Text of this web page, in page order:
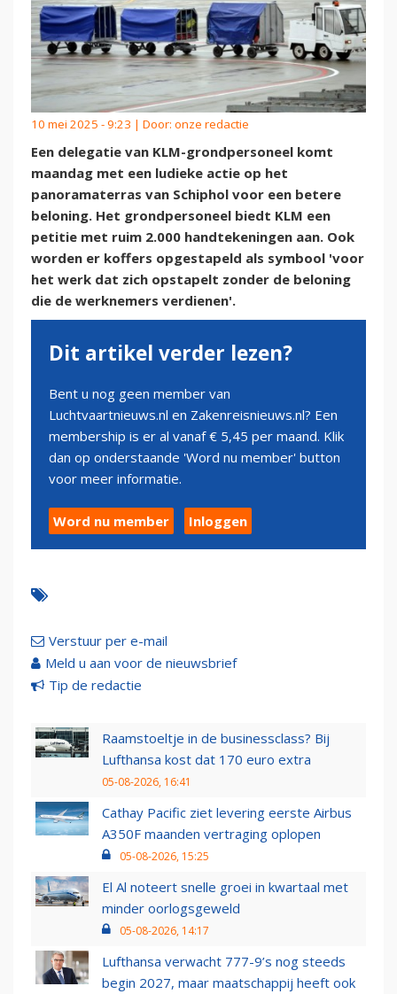
10 mei 2025 - 9:23 | Door: onze redactie
Een delegatie van KLM-grondpersoneel komt
maandag met een ludieke actie op het
panoramaterras van Schiphol voor een betere
beloning. Het grondpersoneel biedt KLM een
petitie met ruim 2.000 handtekeningen aan. Ook
worden er koffers opgestapeld als symbool 'voor
het werk dat zich opstapelt zonder de beloning
die de werknemers verdienen'.
Dit artikel verder lezen?
Bent u nog geen member van
Luchtvaartnieuws.nl en Zakenreisnieuws.nl? Een
membership is er al vanaf € 5,45 per maand. Klik
dan op onderstaande 'Word nu member' button
voor meer informatie.
Word nu member Inloggen
Verstuur per e-mail
Meld u aan voor de nieuwsbrief
Tip de redactie
Raamstoeltje in de businessclass? Bij
Lufthansa kost dat 170 euro extra
05-08-2026, 16:41
Cathay Pacific ziet levering eerste Airbus
A350F maanden vertraging oplopen
05-08-2026, 15:25
El Al noteert snelle groei in kwartaal met
minder oorlogsgeweld
05-08-2026, 14:17
Lufthansa verwacht 777-9’s nog steeds
begin 2027, maar maatschappij heeft ook